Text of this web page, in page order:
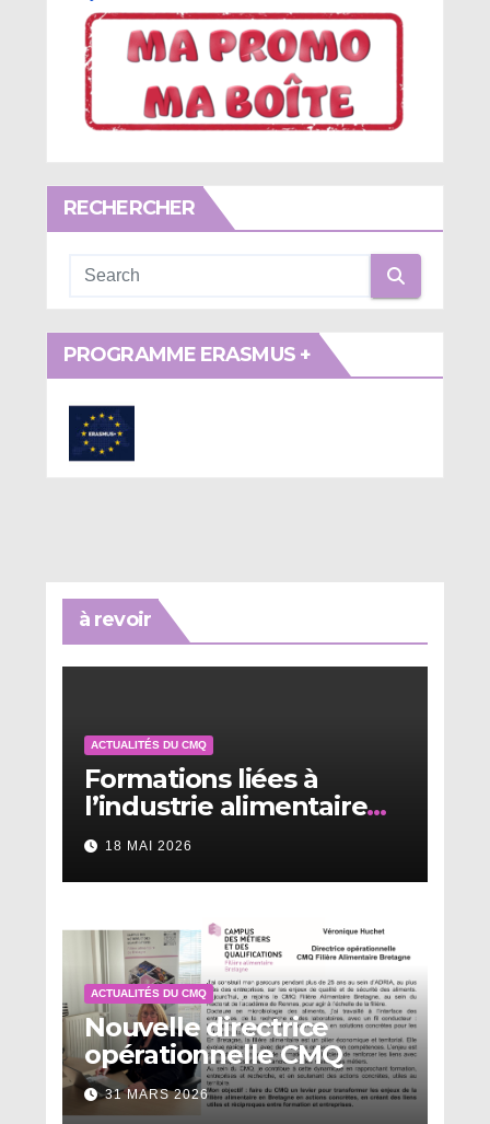
RECHERCHER
PROGRAMME ERASMUS +
à revoir
ACTUALITÉS DU CMQ
Formations liées à
l’industrie alimentaire
en Bretagne
18 MAI 2026
ACTUALITÉS DU CMQ
Nouvelle directrice
opérationnelle CMQ
31 MARS 2026